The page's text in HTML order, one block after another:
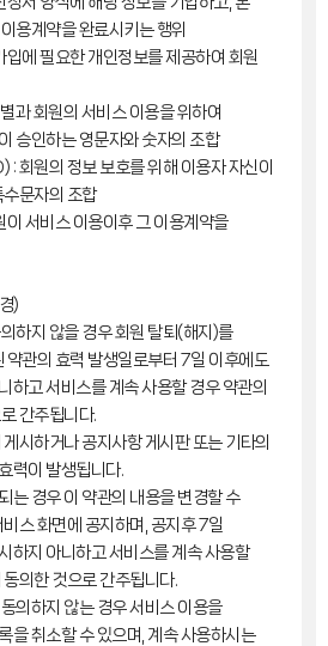
용계약을 완료시키는 행위
입에 필요한 개인정보를 제공하여 회원
과 회원의 서비스 이용을 위하여
승인하는 영문자와 숫자의 조합
회원의 정보 보호를 위해 이용자 자신이
문자의 조합
이 서비스 이용이후 그 이용계약을
)
하지 않을 경우 회원 탈퇴(해지)를
약관의 효력 발생일로부터 7일 이후에도
하고 서비스를 계속 사용할 경우 약관의
간주됩니다.
시하거나 공지사항 게시판 또는 기타의
력이 발생됩니다.
는 경우 이 약관의 내용을 변경할 수
스 화면에 공지하며, 공지후 7일
하지 아니하고 서비스를 계속 사용할
의한 것으로 간주됩니다.
의하지 않는 경우 서비스 이용을
을 취소할 수 있으며, 계속 사용하시는